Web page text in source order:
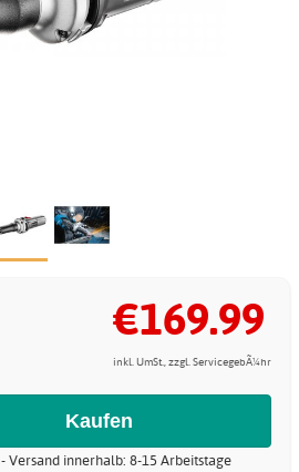
€169.99
inkl. UmSt., zzgl. ServicegebÃ¼hr
- Versand innerhalb: 8-15 Arbeitstage